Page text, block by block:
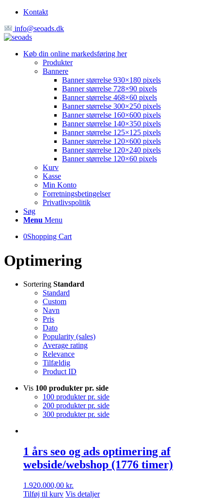
Kontakt
info@seoads.dk
Køb din online markedsføring her
Produkter
Bannere
Banner størrelse 930×180 pixels
Banner størrelse 728×90 pixels
Banner størrelse 468×60 pixels
Banner størrelse 300×250 pixels
Banner størrelse 160×600 pixels
Banner størrelse 140×350 pixels
Banner størrelse 125×125 pixels
Banner størrelse 120×600 pixels
Banner størrelse 120×240 pixels
Banner størrelse 120×60 pixels
Kurv
Kasse
Min Konto
Forretningsbetingelser
Privatlivspolitik
Søg
Menu Menu
0Shopping Cart
Optimering
Sortering Standard
Standard
Custom
Navn
Pris
Dato
Popularity (sales)
Average rating
Relevance
Tilfældig
Product ID
Vis 100 produkter pr. side
100 produkter pr. side
200 produkter pr. side
300 produkter pr. side
1 års seo og ads optimering af
webside/webshop (1776 timer)
1.920.000,00 kr.
Tilføj til kurv Vis detaljer